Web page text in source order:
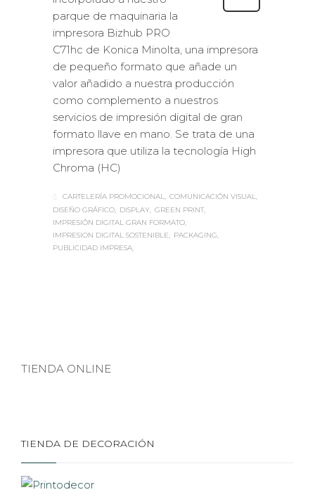
parque de maquinaria la
impresora Bizhub PRO
C71hc de Konica Minolta, una impresora
de pequeño formato que añade un
valor añadido a nuestra producción
como complemento a nuestros
servicios de impresión digital de gran
formato llave en mano. Se trata de una
impresora que utiliza la tecnología High
Chroma (HC)
CARTELERÍA PROMOCIONAL COMUNICACIÓN VISUAL
DISEÑO GRÁFICO
DISPLAY GREEN PRINT
IMPRESIÓN DIGITAL GRAN FORMATO
IMPRESION DIGITAL SOSTENIBLE
PACKAGING
PUBLICIDAD IMPRESA
TIENDA ONLINE
TIENDA DE DECORACIÓN